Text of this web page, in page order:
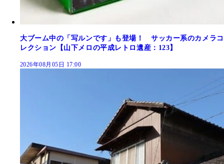
大ブーム中の「写ルンです」も登場！ サッカー系のカメラコ
レクション【山下メロの平成レトロ遺産：123】
2026年08月05日 17:00